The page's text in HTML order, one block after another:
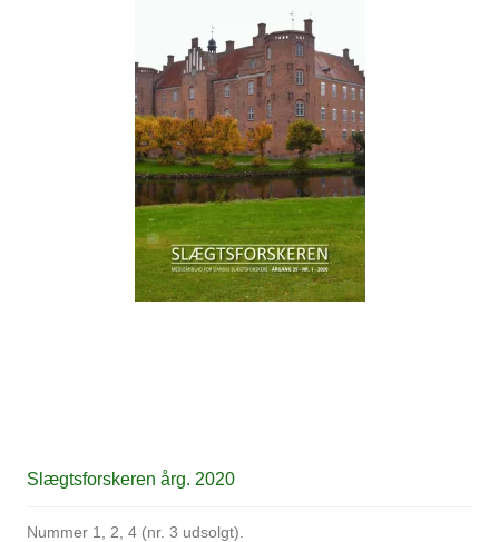
Slægtsforskeren årg. 2020
Nummer 1, 2, 4 (nr. 3 udsolgt).